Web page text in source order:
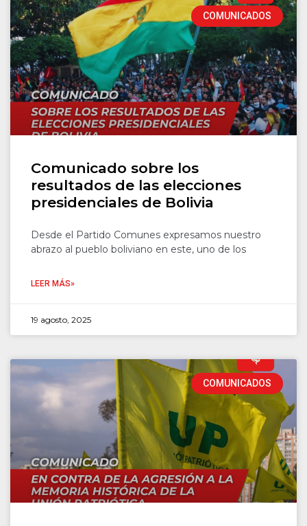
COMUNICADOS
Comunicado sobre los
resultados de las elecciones
presidenciales de Bolivia
Desde el Partido Comunes expresamos nuestro
abrazo al pueblo boliviano en este, uno de los
LEER MÁS»
19 agosto, 2025
COMUNICADOS